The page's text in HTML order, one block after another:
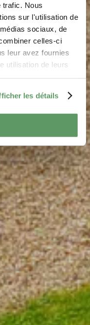
trafic. Nous
sur l'utilisation de
sociaux, de
celles-ci
leur avez fournies
utilisation de leurs
les détails
Echternach